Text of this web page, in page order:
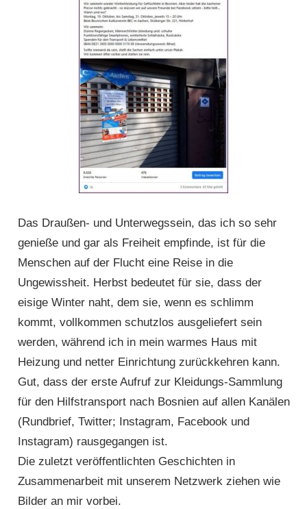
Das Draußen- und Unterwegssein, das ich so sehr
genieße und gar als Freiheit empfinde, ist für die
Menschen auf der Flucht eine Reise in die
Ungewissheit. Herbst bedeutet für sie, dass der
eisige Winter naht, dem sie, wenn es schlimm
kommt, vollkommen schutzlos ausgeliefert sein
werden, während ich in mein warmes Haus mit
Heizung und netter Einrichtung zurückkehren kann.
Gut, dass der erste Aufruf zur Kleidungs-Sammlung
für den Hilfstransport nach Bosnien auf allen Kanälen
(Rundbrief, Twitter; Instagram, Facebook und
Instagram) rausgegangen ist.
Die zuletzt veröffentlichten Geschichten in
Zusammenarbeit mit unserem Netzwerk ziehen wie
Bilder an mir vorbei.